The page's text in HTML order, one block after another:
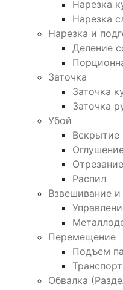
Нарезка
Нарезка
Нарезка и
Деление
Заточка
Заточка
Заточка
Убой
Вскрытие
Распил
Взвешивание и
Перемещение
Подъем
Обвалка